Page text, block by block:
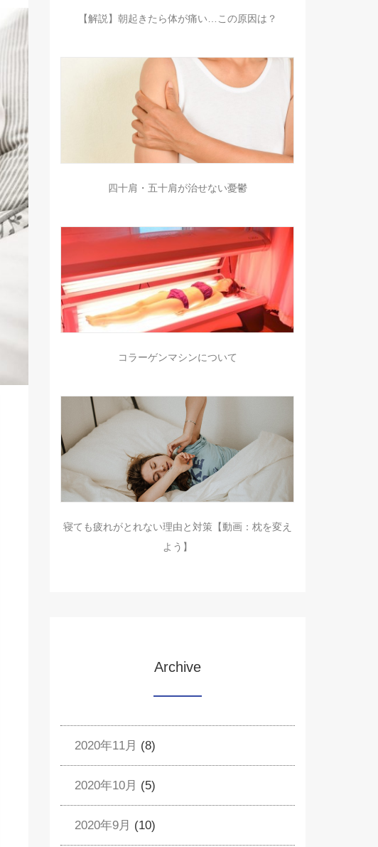
【解説】朝起きたら体が痛い…この原因は？
四十肩・五十肩が治せない憂鬱
コラーゲンマシンについて
寝ても疲れがとれない理由と対策【動画：枕を変え
よう】
Archive
2020年11月 (8)
2020年10月 (5)
2020年9月 (10)